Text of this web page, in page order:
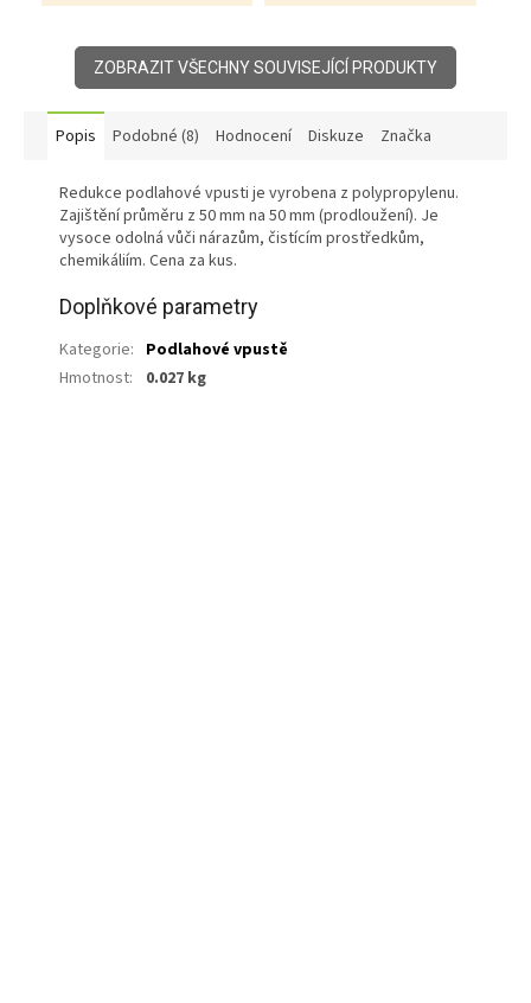
ZOBRAZIT VŠECHNY SOUVISEJÍCÍ PRODUKTY
Popis Podobné (8) Hodnocení Diskuze Značka
Redukce podlahové vpusti je vyrobena z polypropylenu.
Zajištění průměru z 50 mm na 50 mm (prodloužení). Je
vysoce odolná vůči nárazům, čistícím prostředkům,
chemikáliím. Cena za kus.
Doplňkové parametry
Kategorie: Podlahové vpustě
Hmotnost: 0.027 kg